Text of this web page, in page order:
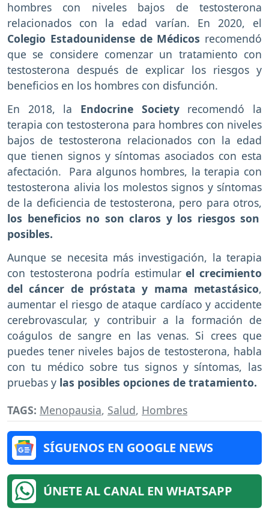
hombres con niveles bajos de testosterona
relacionados con la edad varían. En 2020, el
Colegio Estadounidense de Médicos recomendó
que se considere comenzar un tratamiento con
testosterona después de explicar los riesgos y
beneficios en los hombres con disfunción.
En 2018, la Endocrine Society recomendó la
terapia con testosterona para hombres con niveles
bajos de testosterona relacionados con la edad
que tienen signos y síntomas asociados con esta
afectación. Para algunos hombres, la terapia con
testosterona alivia los molestos signos y síntomas
de la deficiencia de testosterona, pero para otros,
los beneficios no son claros y los riesgos son
posibles.
Aunque se necesita más investigación, la terapia
con testosterona podría estimularel crecimiento
del cáncer de próstata y mama metastásico,
aumentar el riesgo de ataque cardíaco y accidente
cerebrovascular, y contribuir a la formación de
coágulos de sangre en las venas. Si crees que
puedes tener niveles bajos de testosterona, habla
con tu médico sobre tus signos y síntomas, las
pruebas y las posibles opciones de tratamiento.
TAGS: Menopausia, Salud, Hombres
SÍGUENOS EN GOOGLE NEWS
ÚNETE AL CANAL EN WHATSAPP